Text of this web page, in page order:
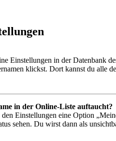
Einstellungen in der Datenbank
klickst. Dort kannst du alle
in der Online-Liste auftaucht?
Einstellungen eine Option
sehen. Du wirst dann als